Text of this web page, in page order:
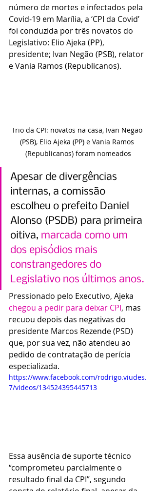
número de mortes e infectados pela
Covid-19 em Marília, a ‘CPI da Covid’
foi conduzida por três novatos do
Legislativo: Elio Ajeka (PP),
presidente; Ivan Negão (PSB), relator
e Vania Ramos (Republicanos).
Trio da CPI: novatos na casa, Ivan Negão
(PSB), Elio Ajeka (PP) e Vania Ramos
(Republicanos) foram nomeados
Apesar de divergências
internas, a comissão
escolheu o prefeito Daniel
Alonso (PSDB) para primeira
oitiva, marcada como um
dos episódios mais
constrangedores do
Legislativo nos últimos anos.
Pressionado pelo Executivo, Ajeka
chegou a pedir para deixar CPI, mas
recuou depois das negativas do
presidente Marcos Rezende (PSD)
que, por sua vez, não atendeu ao
pedido de contratação de perícia
especializada.
https://www.facebook.com/rodrigo.viudes.
7/videos/134524395445713
Essa ausência de suporte técnico
“comprometeu parcialmente o
resultado final da CPI”, segundo